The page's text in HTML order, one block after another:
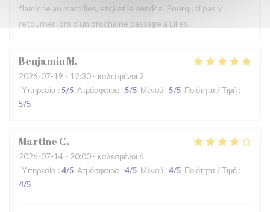
flamiche au maroilles, etc) et le service. Pourquoi pas y
retourner lors d'un prochaine passage à Lilles.
BenjaminM
2026-07-19 - 12:30 - καλεσμένοι 2
Υπηρεσία : 5/5 Ατμόσφαιρα : 5/5 Μενού : 5/5 Ποιότητα / Τιμή :
5/5
Martine C
2026-07-14 - 20:00 - καλεσμένοι 6
Υπηρεσία : 4/5 Ατμόσφαιρα : 4/5 Μενού : 4/5 Ποιότητα / Τιμή :
4/5